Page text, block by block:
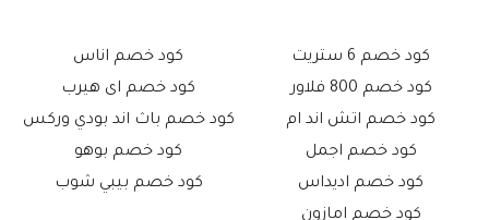
كود خصم 6 ستريت
كود خصم 800 فلاور
كود خصم اتش اند ام
كود خصم اجمل
كود خصم اديداس
كود خصم امازون
كود خصم اناس
كود خصم اى هيرب
كود خصم باث اند بودي وركس
كود خصم بوهو
كود خصم بيبي شوب